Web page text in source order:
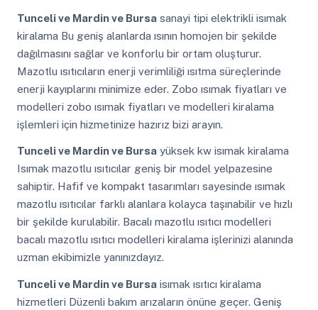
Tunceli ve Mardin ve Bursasanayi tipi elektrikli isımak
kiralama Bu geniş alanlarda ısının homojen bir şekilde
dağılmasını sağlar ve konforlu bir ortam oluşturur.
Mazotlu ısıtıcıların enerji verimliliği ısıtma süreçlerinde
enerji kayıplarını minimize eder. Zobo ısımak fiyatları ve
modelleri zobo ısımak fiyatları ve modelleri kiralama
işlemleri için hizmetinize hazırız bizi arayın.
Tunceli ve Mardin ve Bursayüksek kw isımak kiralama
Isımak mazotlu ısıtıcılar geniş bir model yelpazesine
sahiptir. Hafif ve kompakt tasarımları sayesinde ısımak
mazotlu ısıtıcılar farklı alanlara kolayca taşınabilir ve hızlı
bir şekilde kurulabilir. Bacalı mazotlu ısıtıcı modelleri
bacalı mazotlu ısıtıcı modelleri kiralama işlerinizi alanında
uzman ekibimizle yanınızdayız.
Tunceli ve Mardin ve Bursaisımak ısıtıcı kiralama
hizmetleri Düzenli bakım arızaların önüne geçer. Geniş